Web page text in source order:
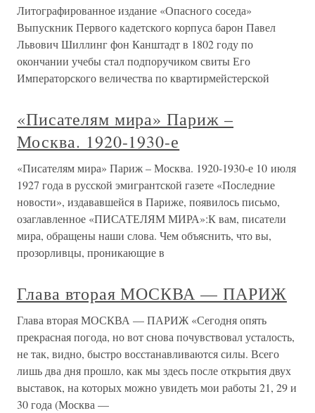
Литографированное издание «Опасного соседа»
Выпускник Первого кадетского корпуса барон Павел
Львович Шиллинг фон Канштадт в 1802 году по
окончании учебы стал подпоручиком свиты Его
Императорского величества по квартирмейстерской
«Писателям мира» Париж –
Москва. 1920-1930-е
«Писателям мира» Париж – Москва. 1920-1930-е 10 июля
1927 года в русской эмигрантской газете «Последние
новости», издававшейся в Париже, появилось письмо,
озаглавленное «ПИСАТЕЛЯМ МИРА»:К вам, писатели
мира, обращены наши слова. Чем объяснить, что вы,
прозорливцы, проникающие в
Глава вторая МОСКВА — ПАРИЖ
Глава вторая МОСКВА — ПАРИЖ «Сегодня опять
прекрасная погода, но вот снова почувствовал усталость,
не так, видно, быстро восстанавливаются силы. Всего
лишь два дня прошло, как мы здесь после открытия двух
выставок, на которых можно увидеть мои работы 21, 29 и
30 года (Москва —